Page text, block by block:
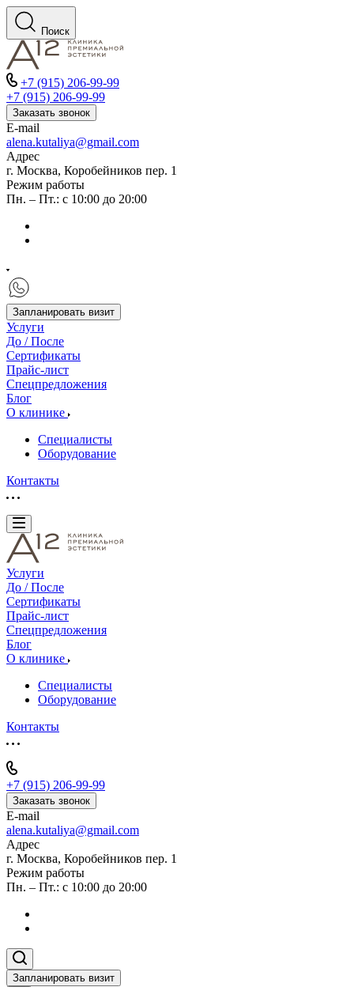
Поиск
+7 (915) 206-99-99
+7 (915) 206-99-99
Заказать звонок
E-mail
alena.kutaliya@gmail.com
Адрес
г. Москва, Коробейников пер. 1
Режим работы
Пн. – Пт.: с 10:00 до 20:00
Запланировать визит
Услуги
До / После
Сертификаты
Прайс-лист
Спецпредложения
Блог
О клинике
Специалисты
Оборудование
Контакты
Услуги
До / После
Сертификаты
Прайс-лист
Спецпредложения
Блог
О клинике
Специалисты
Оборудование
Контакты
+7 (915) 206-99-99
Заказать звонок
E-mail
alena.kutaliya@gmail.com
Адрес
г. Москва, Коробейников пер. 1
Режим работы
Пн. – Пт.: с 10:00 до 20:00
Запланировать визит